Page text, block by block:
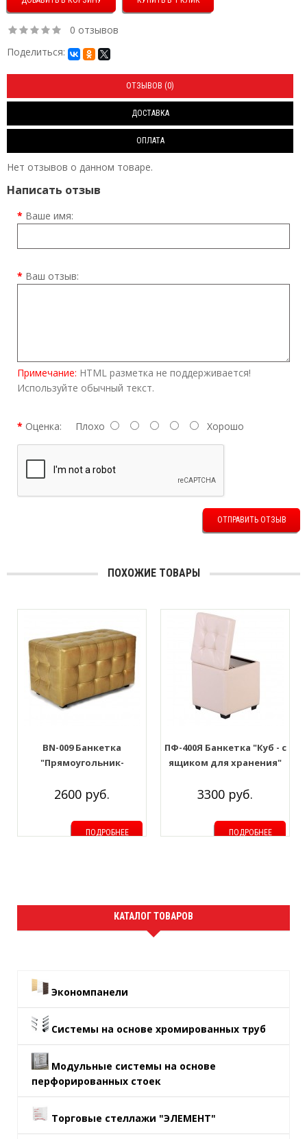
0 отзывов
Поделиться:
ОТЗЫВОВ (0)
ДОСТАВКА
ОПЛАТА
Нет отзывов о данном товаре.
Написать отзыв
Ваше имя:
Ваш отзыв:
Примечание: HTML разметка не поддерживается!
Используйте обычный текст.
Оценка: Плохо Хорошо
ОТПРАВИТЬ ОТЗЫВ
ПОХОЖИЕ ТОВАРЫ
BN-009 Банкетка
"Прямоугольник-
2600 руб.
ПОДРОБНЕЕ
ПФ-400Я Банкетка "Куб - с
ящиком для хранения"
3300 руб.
ПОДРОБНЕЕ
КАТАЛОГ ТОВАРОВ
Экономпанели
Системы на основе хромированных труб
Модульные системы на основе
перфорированных стоек
Торговые стеллажи "ЭЛЕМЕНТ"